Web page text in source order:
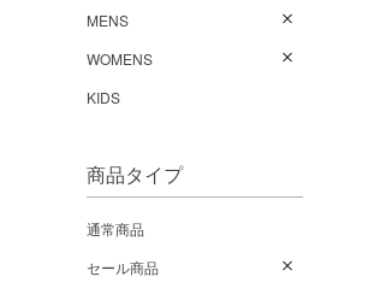
MENS
WOMENS
KIDS
商品タイプ
通常商品
セール商品